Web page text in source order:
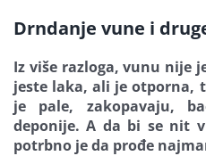
Drndanje vune i
Iz više razloga, vunu nije
jeste laka, ali je otporna,
je pale, zakopavaju,
deponije. A da bi se nit
potrbno je da prođe